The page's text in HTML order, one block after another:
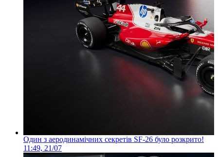
Один з аеродинамічних секретів SF-26 було розкрито!
11:49, 21/07